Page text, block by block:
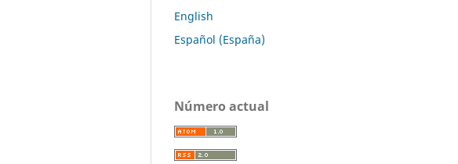
English
Español (España)
Número actual